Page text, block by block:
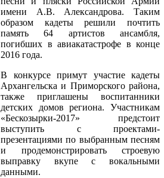
имени А.В. Александрова. Таким
образом кадеты решили почтить
память 64 артистов ансамбля,
погибших в авиакатастрофе в конце
2016 года.
В конкурсе примут участие кадеты
Архангельска и Приморского района,
также приглашены воспитанники
детских домов региона. Участникам
«Бескозырки-2017» предстоит
выступить с проектами-
презентациями по выбранным песням
и продемонстрировать строевую
выправку вкупе с вокальными
данными.